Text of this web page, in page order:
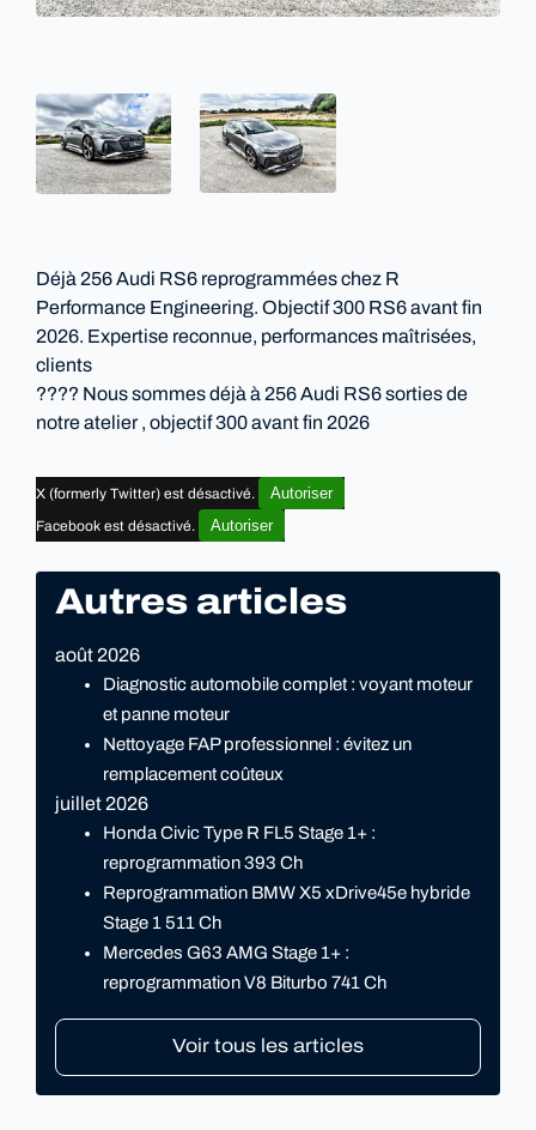
Déjà 256 Audi RS6 reprogrammées chez R
Performance Engineering. Objectif 300 RS6 avant fin
2026. Expertise reconnue, performances maîtrisées,
clients
???? Nous sommes déjà à 256 Audi RS6 sorties de
notre atelier , objectif 300 avant fin 2026
X (formerly Twitter) est désactivé. Autoriser
Facebook est désactivé. Autoriser
Autres articles
août 2026
Diagnostic automobile complet : voyant moteur
et panne moteur
Nettoyage FAP professionnel : évitez un
remplacement coûteux
juillet 2026
Honda Civic Type R FL5 Stage 1+ :
reprogrammation 393 Ch
Reprogrammation BMW X5 xDrive45e hybride
Stage 1 511 Ch
Mercedes G63 AMG Stage 1+ :
reprogrammation V8 Biturbo 741 Ch
Voir tous les articles